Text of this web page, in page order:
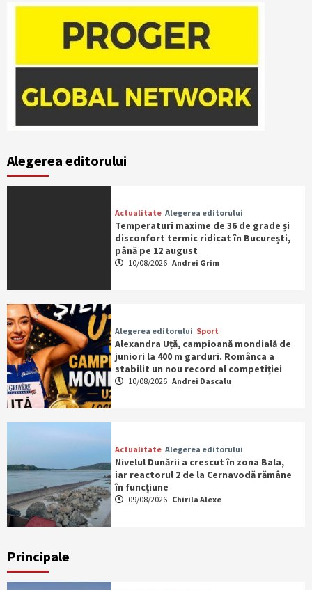
Alegerea editorului
Actualitate Alegerea editorului
Temperaturi maxime de 36 de grade și
disconfort termic ridicat în București,
până pe 12 august
10/08/2026 Andrei Grim
Alegerea editorului Sport
Alexandra Uță, campioană mondială de
juniori la 400 m garduri. Românca a
stabilit un nou record al competiției
10/08/2026 Andrei Dascalu
Actualitate Alegerea editorului
Nivelul Dunării a crescut în zona Bala,
iar reactorul 2 de la Cernavodă rămâne
în funcțiune
09/08/2026 Chirila Alexe
Principale